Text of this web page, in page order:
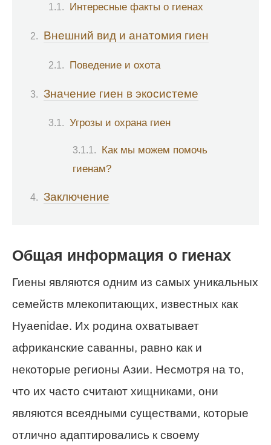
Интересные факты о гиенах
Внешний вид и анатомия гиен
Поведение и охота
Значение гиен в экосистеме
Угрозы и охрана гиен
Как мы можем помочь
гиенам?
Заключение
Общая информация о гиенах
Гиены являются одним из самых уникальных
семейств млекопитающих, известных как
Hyaenidae. Их родина охватывает
африканские саванны, равно как и
некоторые регионы Азии. Несмотря на то,
что их часто считают хищниками, они
являются всеядными существами, которые
отлично адаптировались к своему